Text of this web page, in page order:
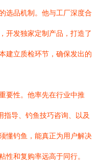
选品机制。他与工厂深度合
开发独家定制产品，打造了
建立质检环节，确保发出的
要性。他率先在行业中推
指导、钓鱼技巧咨询、以及
懂钓鱼，能真正为用户解决
性和复购率远高于同行。